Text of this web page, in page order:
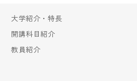
大学紹介・特長
開講科目紹介
教員紹介